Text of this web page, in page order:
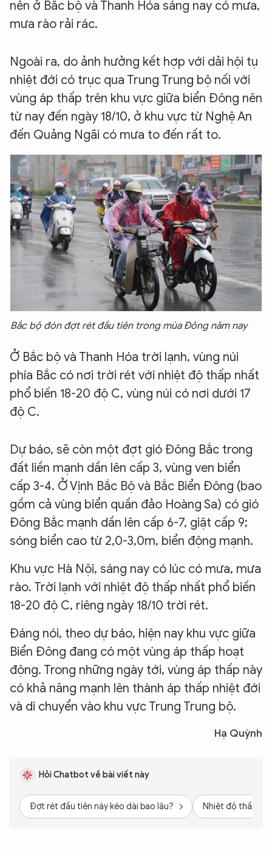
nên ở Bắc bộ và Thanh Hóa sáng nay có mưa,
mưa rào rải rác.
Ngoài ra, do ảnh hưởng kết hợp với dải hội tụ
nhiệt đới có trục qua Trung Trung bộ nối với
vùng áp thấp trên khu vực giữa biển Đông nên
từ nay đến ngày 18/10, ở khu vực từ Nghệ An
đến Quảng Ngãi có mưa to đến rất to.
Bắc bộ đón đợt rét đầu tiên trong mùa Đông năm nay
Ở Bắc bộ và Thanh Hóa trời lạnh, vùng núi
phía Bắc có nơi trời rét với nhiệt độ thấp nhất
phổ biến 18-20 độ C, vùng núi có nơi dưới 17
độ C.
Dự báo, sẽ còn một đợt gió Đông Bắc trong
đất liền mạnh dần lên cấp 3, vùng ven biển
cấp 3-4. Ở Vịnh Bắc Bộ và Bắc Biển Đông (bao
gồm cả vùng biển quần đảo Hoàng Sa) có gió
Đông Bắc mạnh dần lên cấp 6-7, giật cấp 9;
sóng biển cao từ 2,0-3,0m, biển động mạnh.
Khu vực Hà Nội, sáng nay có lúc có mưa, mưa
rào. Trời lạnh với nhiệt độ thấp nhất phổ biến
18-20 độ C, riêng ngày 18/10 trời rét.
Đáng nói, theo dự báo, hiện nay khu vực giữa
Biển Đông đang có một vùng áp thấp hoạt
động. Trong những ngày tới, vùng áp thấp này
có khả năng mạnh lên thành áp thấp nhiệt đới
và di chuyển vào khu vực Trung Trung bộ.
Hạ Quỳnh
Hỏi Chatbot về bài viết này
Đợt rét đầu tiên này kéo dài bao lâu? Nhiệt độ thấp